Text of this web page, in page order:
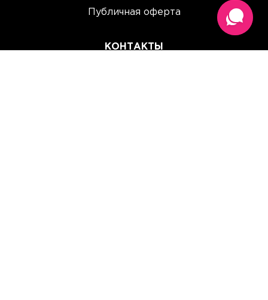
Публичная оферта
КОНТАКТЫ